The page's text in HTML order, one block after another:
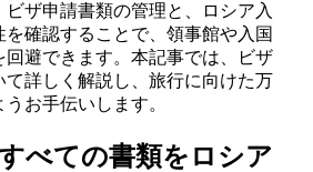
ザ申請書類の管理と、ロシア入
を確認することで、領事館や入国
回避できます。本記事では、ビザ
て詳しく解説し、旅行に向けた万
お手伝いします。
べての書類をロシア